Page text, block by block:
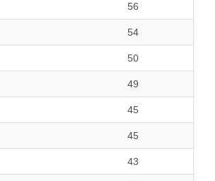
56
54
50
49
45
45
43